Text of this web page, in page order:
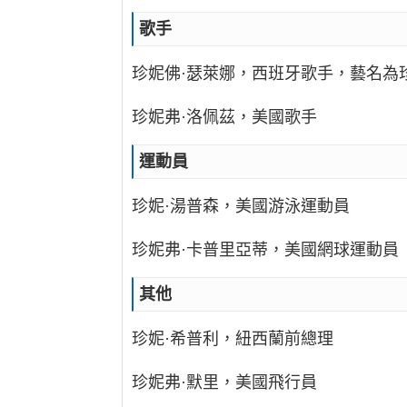
歌手
珍妮佛·瑟萊娜，西班牙歌手，藝名為
珍妮弗·洛佩茲，美國歌手
運動員
珍妮·湯普森，美國游泳運動員
珍妮弗·卡普里亞蒂，美國網球運動員
其他
珍妮·希普利，紐西蘭前總理
珍妮弗·默里，美國飛行員